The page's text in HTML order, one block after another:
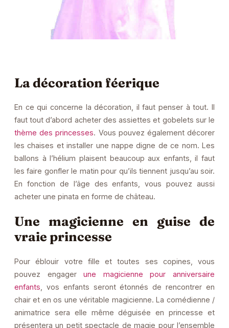
La décoration féerique
En ce qui concerne la décoration, il faut penser à tout. Il
faut tout d’abord acheter des assiettes et gobelets sur le
thème des princesses. Vous pouvez également décorer
les chaises et installer une nappe digne de ce nom. Les
ballons à l’hélium plaisent beaucoup aux enfants, il faut
les faire gonfler le matin pour qu’ils tiennent jusqu’au soir.
En fonction de l’âge des enfants, vous pouvez aussi
acheter une pinata en forme de château.
Une magicienne en guise de
vraie princesse
Pour éblouir votre fille et toutes ses copines, vous
pouvez engagerune magicienne pour anniversaire
enfants , vos enfants seront étonnés de rencontrer en
chair et en os une véritable magicienne. La comédienne /
animatrice sera elle même déguisée en princesse et
présentera un petit spectacle de magie pour l’ensemble